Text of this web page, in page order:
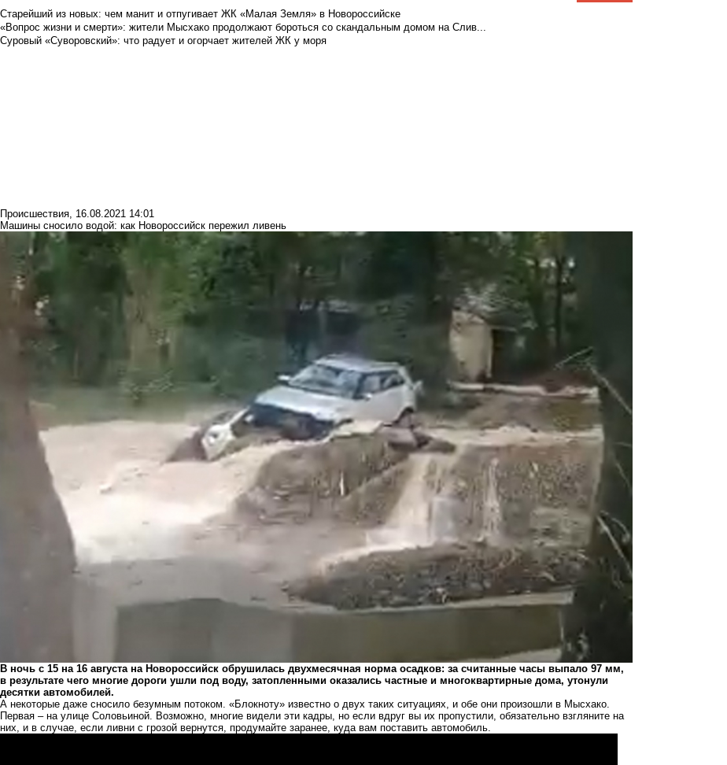
Старейший из новых: чем манит и отпугивает ЖК «Малая Земля» в Новороссийске
«Вопрос жизни и смерти»: жители Мысхако продолжают бороться со скандальным домом на Слив...
Суровый «Суворовский»: что радует и огорчает жителей ЖК у моря
Происшествия, 16.08.2021 14:01
Машины сносило водой: как Новороссийск пережил ливень
В ночь с 15 на 16 августа на Новороссийск обрушилась двухмесячная норма осадков: за считанные часы выпало 97 мм,
в результате чего многие дороги ушли под воду, затопленными оказались частные и многоквартирные дома, утонули
десятки автомобилей.
А некоторые даже сносило безумным потоком. «Блокноту» известно о двух таких ситуациях, и обе они произошли в Мысхако.
Первая – на улице Соловьиной. Возможно, многие видели эти кадры, но если вдруг вы их пропустили, обязательно взгляните на
них, и в случае, если ливни с грозой вернутся, продумайте заранее, куда вам поставить автомобиль.